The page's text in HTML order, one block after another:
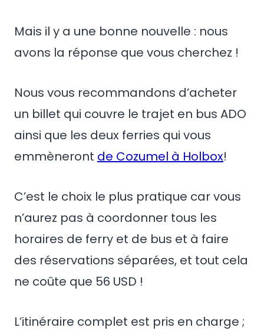
Mais il y a une bonne nouvelle : nous
avons la réponse que vous cherchez !
Nous vous recommandons d’acheter
un billet qui couvre le trajet en bus ADO
ainsi que les deux ferries qui vous
emmèneront de Cozumel à Holbox!
C’est le choix le plus pratique car vous
n’aurez pas à coordonner tous les
horaires de ferry et de bus et à faire
des réservations séparées, et tout cela
ne coûte que 56 USD !
L’itinéraire complet est pris en charge ;